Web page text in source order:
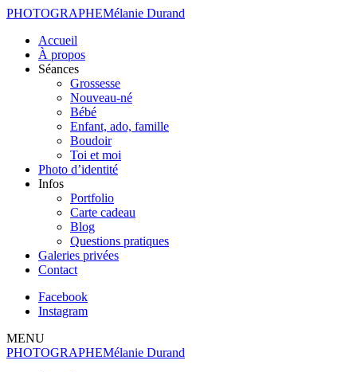
PHOTOGRAPHEMélanie Durand
Accueil
À propos
Séances
Grossesse
Nouveau-né
Bébé
Enfant, ado, famille
Boudoir
Toi et moi
Photo d’identité
Infos
Portfolio
Carte cadeau
Blog
Questions pratiques
Galeries privées
Contact
Facebook
Instagram
MENU
PHOTOGRAPHEMélanie Durand